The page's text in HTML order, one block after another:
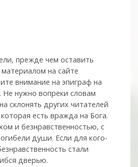
прежде чем оставить
на сайте
внимание на эпиграф на
Не нужно вопреки словам
склонять других читателей
есть вражда на Бога.
и без­нрав­ствен­ностью, с
души. Если для кого-
стали
дверью.